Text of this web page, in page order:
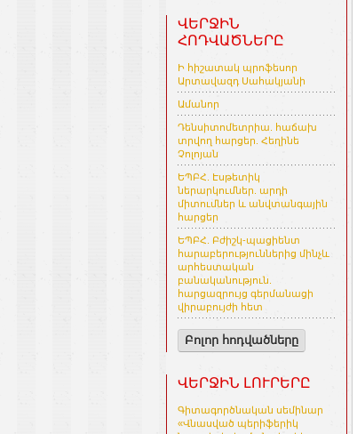
ՎԵՐՋԻՆ
ՀՈԴՎԱԾՆԵՐԸ
Ի հիշատակ պրոֆեսոր
Արտավազդ Սահակյանի
Ամանոր
Դենսիտոմետրիա. հաճախ
տրվող հարցեր. Հեղինե
Չոլոյան
ԵՊԲՀ. Էսթետիկ
ներարկումներ. արդի
միտումներ և անվտանգային
հարցեր
ԵՊԲՀ. Բժիշկ-պացիենտ
հարաբերություններից մինչև
արհեստական
բանականություն.
հարցազրույց գերմանացի
վիրաբույժի հետ
Բոլոր հոդվածները
ՎԵՐՋԻՆ ԼՈՒՐԵՐԸ
Գիտագործնական սեմինար
«Վնասված պերիֆերիկ